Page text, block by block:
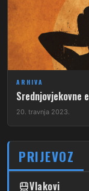
ARHIVA
Srednjovjekovne
20. travnja 2023.
PRIJEVOZ
Vlakovi